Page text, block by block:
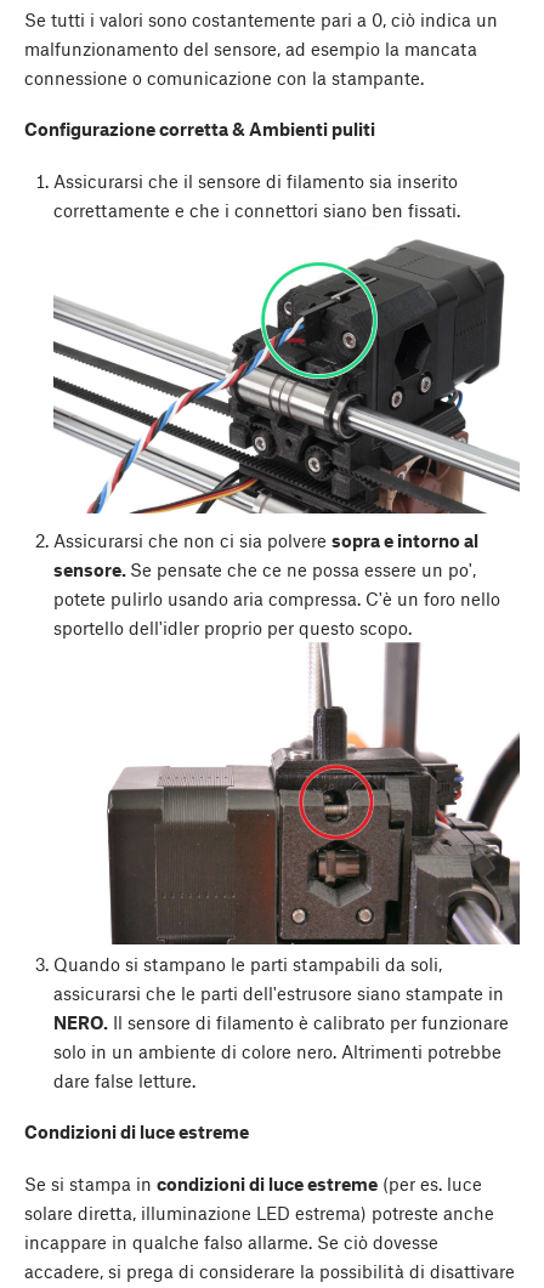
Se tutti i valori sono costantemente pari a 0, ciò indica un
malfunzionamento del sensore, ad esempio la mancata
connessione o comunicazione con la stampante.
Configurazione corretta & Ambienti puliti
Assicurarsi che il sensore di filamento sia inserito
correttamente e che i connettori siano ben fissati.
Assicurarsi che non ci sia polvere sopra e intorno al
sensore. Se pensate che ce ne possa essere un po',
potete pulirlo usando aria compressa. C'è un foro nello
sportello dell'idler proprio per questo scopo.
Quando si stampano le parti stampabili da soli,
assicurarsi che le parti dell'estrusore siano stampate in
NERO.Il sensore di filamento è calibrato per funzionare
solo in un ambiente di colore nero. Altrimenti potrebbe
dare false letture.
Condizioni di luce estreme
Se si stampa in condizioni di luce estreme (per es. luce
solare diretta, illuminazione LED estrema) potreste anche
incappare in qualche falso allarme. Se ciò dovesse
accadere, si prega di considerare la possibilità di disattivare